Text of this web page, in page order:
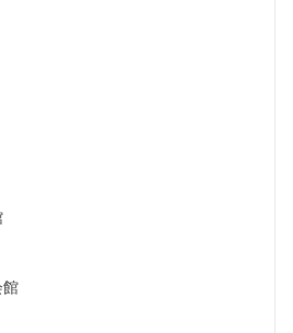
館